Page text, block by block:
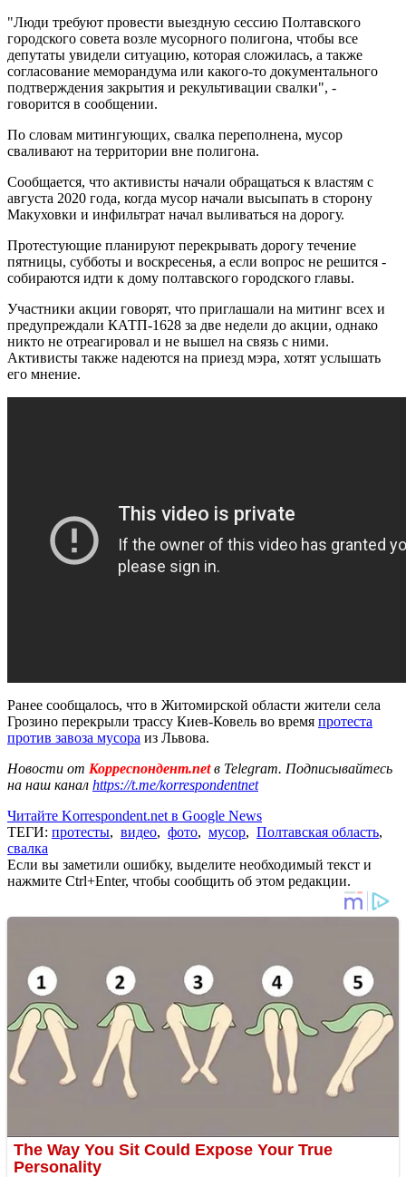
"Люди требуют провести выездную сессию Полтавского
городского совета возле мусорного полигона, чтобы все
депутаты увидели ситуацию, которая сложилась, а также
согласование меморандума или какого-то документального
подтверждения закрытия и рекультивации свалки", -
говорится в сообщении.
По словам митингующих, свалка переполнена, мусор
сваливают на территории вне полигона.
Сообщается, что активисты начали обращаться к властям с
августа 2020 года, когда мусор начали высыпать в сторону
Макуховки и инфильтрат начал выливаться на дорогу.
Протестующие планируют перекрывать дорогу течение
пятницы, субботы и воскресенья, а если вопрос не решится -
собираются идти к дому полтавского городского главы.
Участники акции говорят, что приглашали на митинг всех и
предупреждали КАТП-1628 за две недели до акции, однако
никто не отреагировал и не вышел на связь с ними.
Активисты также надеются на приезд мэра, хотят услышать
его мнение.
Ранее сообщалось, что в Житомирской области жители села
Грозино перекрыли трассу Киев-Ковель во время протеста
против завоза мусора из Львова.
Новости от Корреспондент.netв Telegram. Подписывайтесь
на наш канал https://t.me/korrespondentnet
Читайте Korrespondent.net в Google News
ТЕГИ: протесты, видео, фото, мусор, Полтавская область,
свалка
Если вы заметили ошибку, выделите необходимый текст и
нажмите Ctrl+Enter, чтобы сообщить об этом редакции.